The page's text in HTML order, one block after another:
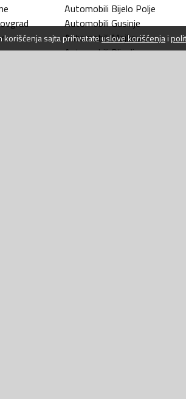
Automobili Bijelo Polje
AutomobiliGusinje
Automobili Mojkovac
AutomobiliPljevlja
korišćenja sajta prihvatateuslove korišćenjai